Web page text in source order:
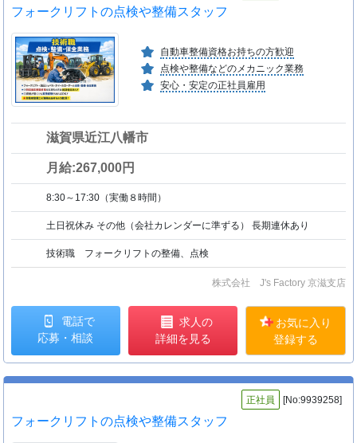
フォークリフトの点検や整備スタッフ
自動車整備資格お持ちの方歓迎
点検や整備などのメカニック業務
安心・安定の正社員雇用
滋賀県近江八幡市
月給:267,000円
8:30～17:30（実働８時間）
土日祝休み その他（会社カレンダーに準ずる） 長期連休あり
技術職 フォークリフトの整備、点検
株式会社 J's Factory 京滋支店
電話で
応募・相談
求人の
詳細を見る
お気に入り
登録する
正社員 [No:9939258]
フォークリフトの点検や整備スタッフ